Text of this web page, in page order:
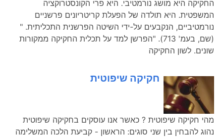
החקיקה היא מושג נורמטיבי. היא פרי הקונסטרוקציה
המשפטית. היא תולדה של הפעלת קריטריונים פרשניים
נורמטיביים, הנקבעים על-ידי השיטה הפרשנית התכליתית. "
(שם, בעמ' 713). "הפרשן למד על תכלית החקיקה ממקורות
שונים. לשון החקיקה
חקיקה שיפוטית
מהי חקיקה שיפוטית ? כאשר אנו עוסקים בחקיקה שיפוטית
נהוג להבחין בין שני סוגים: הראשון - קביעת הלכה המשלימה